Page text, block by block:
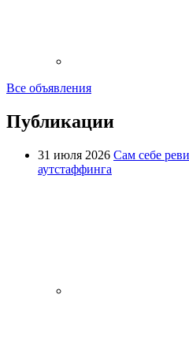
Все объявления
Публикации
31 июля 2026 Сам себе
аутстаффинга